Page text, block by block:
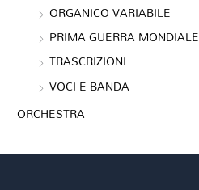
ORGANICO VARIABILE
PRIMA GUERRA MONDIALE
TRASCRIZIONI
VOCI E BANDA
ORCHESTRA